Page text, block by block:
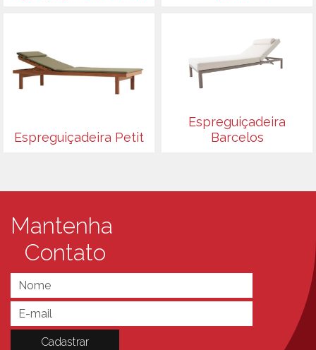
Espreguiçadeira Petit
Espreguiçadeira
Barcelos
Mantenha
Contato